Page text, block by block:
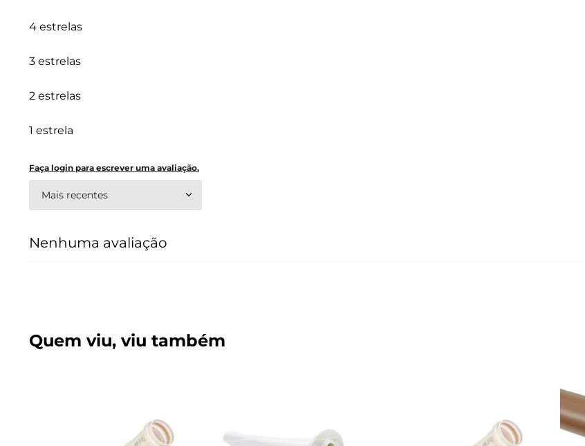
4 estrelas
3 estrelas
2 estrelas
1 estrela
Faça login para escrever uma avaliação.
Mais recentes
Nenhuma avaliação
Quem viu, viu também